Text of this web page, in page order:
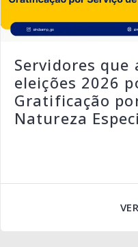
Servidores que
eleições 2026
Gratificação
Natureza